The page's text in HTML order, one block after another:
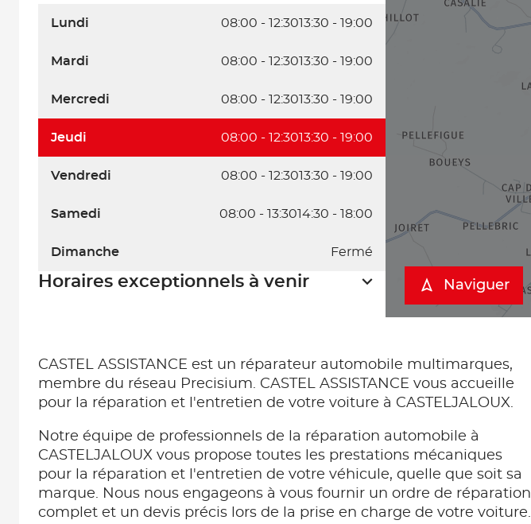
Lundi 08:00 - 12:3013:30 - 19:00
Mardi 08:00 - 12:3013:30 - 19:00
Mercredi 08:00 - 12:3013:30 - 19:00
Jeudi 08:00 - 12:3013:30 - 19:00
Vendredi 08:00 - 12:3013:30 - 19:00
Samedi 08:00 - 13:3014:30 - 18:00
Dimanche Fermé
Horaires exceptionnels à venir Naviguer
CASTEL ASSISTANCE est un réparateur automobile multimarques,
membre du réseau Precisium. CASTEL ASSISTANCE vous accueille
pour la réparation et l'entretien de votre voiture à CASTELJALOUX.
Notre équipe de professionnels de la réparation automobile à
CASTELJALOUX vous propose toutes les prestations mécaniques
pour la réparation et l'entretien de votre véhicule, quelle que soit sa
marque. Nous nous engageons à vous fournir un ordre de réparation
complet et un devis précis lors de la prise en charge de votre voiture.